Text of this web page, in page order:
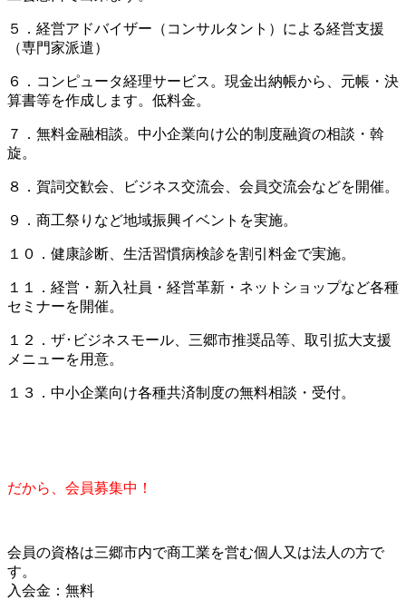
５．経営アドバイザー（コンサルタント）による経営支援
（専門家派遣）
６．コンピュータ経理サービス。現金出納帳から、元帳・決
算書等を作成します。低料金。
７．無料金融相談。中小企業向け公的制度融資の相談・斡
旋。
８．賀詞交歓会、ビジネス交流会、会員交流会などを開催。
９．商工祭りなど地域振興イベントを実施。
１０．健康診断、生活習慣病検診を割引料金で実施。
１１．経営・新入社員・経営革新・ネットショップなど各種
セミナーを開催。
１２．ザ･ビジネスモール、三郷市推奨品等、取引拡大支援
メニューを用意。
１３．中小企業向け各種共済制度の無料相談・受付。
だから、会員募集中！
会員の資格は三郷市内で商工業を営む個人又は法人の方で
す。
入会金：無料